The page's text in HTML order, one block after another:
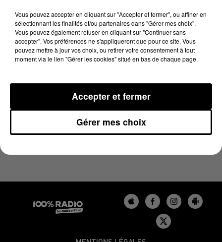
1er avril 2024 - 2 min 23 sec
LES INFOS DU TARN DU 01/04/2024 À 13H59
Vous pouvez accepter en cliquant sur "Accepter et fermer", ou affiner en
sélectionnant les finalités et/ou partenaires dans "Gérer mes choix".
Vous pouvez également refuser en cliquant sur "Continuer sans
accepter". Vos préférences ne s'appliqueront que pour ce site. Vous
pouvez mettre à jour vos choix, ou retirer votre consentement à tout
moment via le lien "Gérer les cookies" situé en bas de chaque page.
Gérer mes choix
Accepter et fermer